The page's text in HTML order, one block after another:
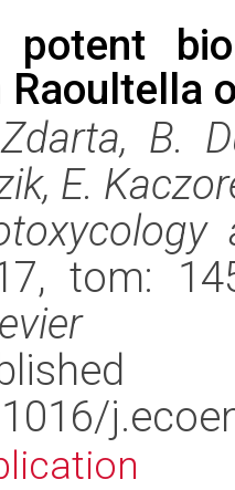
Raoultella
B.
E.
tom: